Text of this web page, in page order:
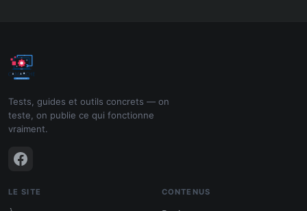
Tests, guides et outils concrets — on
teste, on publie ce qui fonctionne
vraiment.
LE SITE CONTENUS